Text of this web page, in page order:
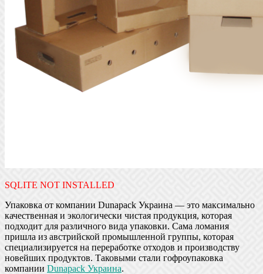
SQLITE NOT INSTALLED
Упаковка от компании Dunapack Украина — это максимально
качественная и экологически чистая продукция, которая
подходит для различного вида упаковки. Сама ломания
пришла из австрийской промышленной группы, которая
специализируется на переработке отходов и производству
новейших продуктов. Таковыми стали гофроупаковка
компании Dunapack Украина.